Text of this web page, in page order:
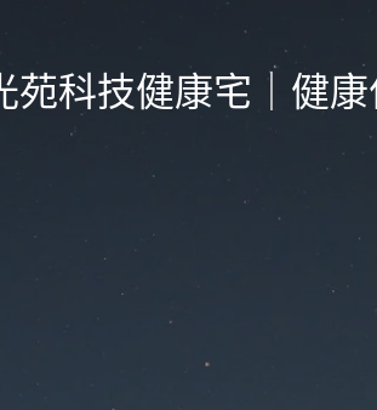
苑科技健康宅｜健